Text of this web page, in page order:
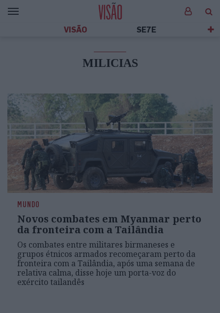
VISÃO SE7E
MILICIAS
MUNDO
Novos combates em Myanmar perto
da fronteira com a Tailândia
Os combates entre militares birmaneses e
grupos étnicos armados recomeçaram perto da
fronteira com a Tailândia, após uma semana de
relativa calma, disse hoje um porta-voz do
exército tailandês